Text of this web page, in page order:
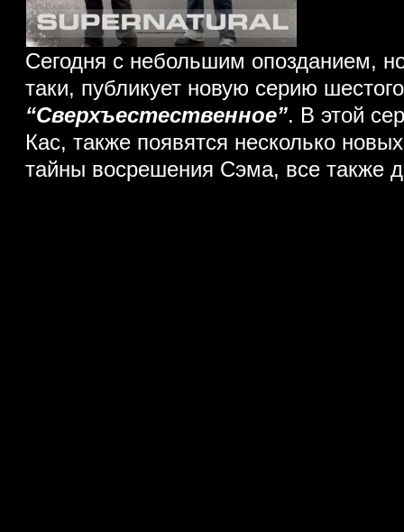
Сегодня с небольшим опозданием,
таки, публикует новую серию
“Сверхъестественное”. В этой
Кас, также появятся несколько
тайны восрешения Сэма, все также